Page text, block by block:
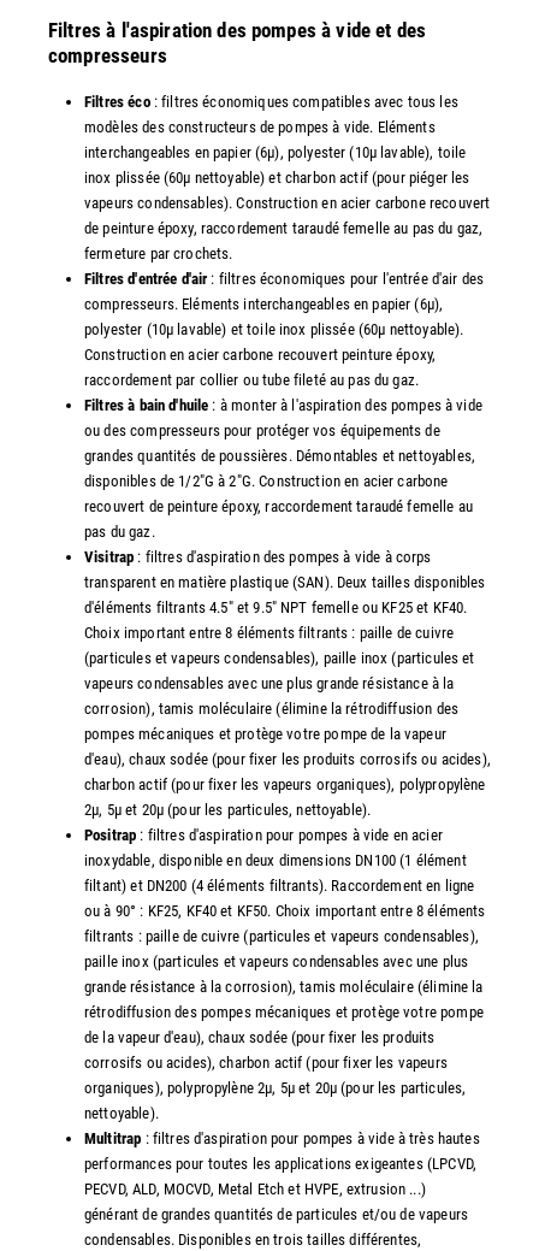
Filtres à l'aspiration des pompes à vide et des
compresseurs
Filtres éco: filtres économiques compatibles avec tous les
modèles des constructeurs de pompes à vide. Eléments
interchangeables en papier (6µ), polyester (10µ lavable), toile
inox plissée (60µ nettoyable) et charbon actif (pour piéger les
vapeurs condensables). Construction en acier carbone recouvert
de peinture époxy, raccordement taraudé femelle au pas du gaz,
fermeture par crochets.
Filtres d'entrée d'air : filtres économiques pour l'entrée d'air des
compresseurs. Eléments interchangeables en papier (6µ),
polyester (10µ lavable) et toile inox plissée (60µ nettoyable).
Construction en acier carbone recouvert peinture époxy,
raccordement par collier ou tube fileté au pas du gaz.
Filtres à bain d'huile : à monter à l'aspiration des pompes à vide
ou des compresseurs pour protéger vos équipements de
grandes quantités de poussières. Démontables et nettoyables,
disponibles de 1/2"G à 2"G. Construction en acier carbone
recouvert de peinture époxy, raccordement taraudé femelle au
pas du gaz.
Visitrap : filtres d'aspiration des pompes à vide à corps
transparent en matière plastique (SAN). Deux tailles disponibles
d'éléments filtrants 4.5" et 9.5" NPT femelle ou KF25 et KF40.
Choix important entre 8 éléments filtrants : paille de cuivre
(particules et vapeurs condensables), paille inox (particules et
vapeurs condensables avec une plus grande résistance à la
corrosion), tamis moléculaire (élimine la rétrodiffusion des
pompes mécaniques et protège votre pompe de la vapeur
d'eau), chaux sodée (pour fixer les produits corrosifs ou acides),
charbon actif (pour fixer les vapeurs organiques), polypropylène
2µ, 5µ et 20µ (pour les particules, nettoyable).
Positrap : filtres d'aspiration pour pompes à vide en acier
inoxydable, disponible en deux dimensions DN100 (1 élément
filtant) et DN200 (4 éléments filtrants). Raccordement en ligne
ou à 90° : KF25, KF40 et KF50. Choix important entre 8 éléments
filtrants : paille de cuivre (particules et vapeurs condensables),
paille inox (particules et vapeurs condensables avec une plus
grande résistance à la corrosion), tamis moléculaire (élimine la
rétrodiffusion des pompes mécaniques et protège votre pompe
de la vapeur d'eau), chaux sodée (pour fixer les produits
corrosifs ou acides), charbon actif (pour fixer les vapeurs
organiques), polypropylène 2µ, 5µ et 20µ (pour les particules,
nettoyable).
Multitrap : filtres d'aspiration pour pompes à vide à très hautes
performances pour toutes les applications exigeantes (LPCVD,
PECVD, ALD, MOCVD, Metal Etch et HVPE, extrusion ...)
générant de grandes quantités de particules et/ou de vapeurs
condensables. Disponibles en trois tailles différentes,